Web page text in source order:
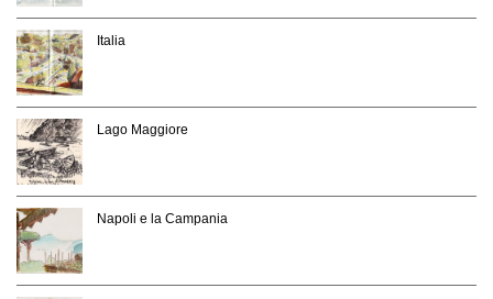
Italia
Lago Maggiore
Napoli e la Campania